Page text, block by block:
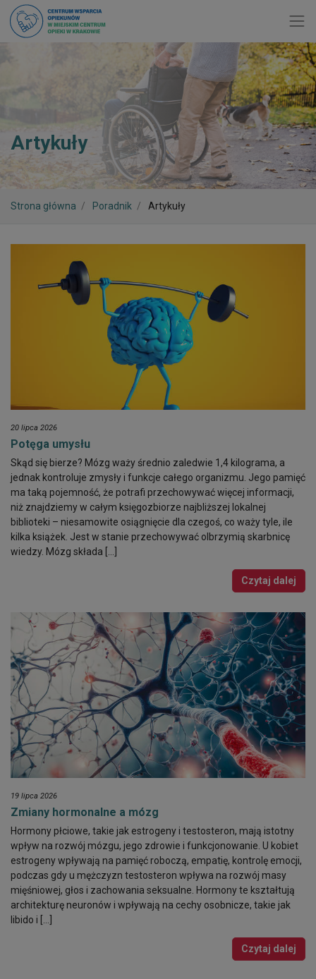
Artykuły
Strona główna Poradnik Artykuły
20 lipca 2026
Potęga umysłu
Skąd się bierze? Mózg waży średnio zaledwie 1,4 kilograma, a
jednak kontroluje zmysły i funkcje całego organizmu. Jego pamięć
ma taką pojemność, że potrafi przechowywać więcej informacji,
niż znajdziemy w całym księgozbiorze najbliższej lokalnej
biblioteki – niesamowite osiągnięcie dla czegoś, co waży tyle, ile
kilka książek. Jest w stanie przechowywać olbrzymią skarbnicę
wiedzy. Mózg składa […]
Czytaj dalej
19 lipca 2026
Zmiany hormonalne a mózg
Hormony płciowe, takie jak estrogeny i testosteron, mają istotny
wpływ na rozwój mózgu, jego zdrowie i funkcjonowanie. U kobiet
estrogeny wpływają na pamięć roboczą, empatię, kontrolę emocji,
podczas gdy u mężczyzn testosteron wpływa na rozwój masy
mięśniowej, głos i zachowania seksualne. Hormony te kształtują
architekturę neuronów i wpływają na cechy osobnicze, takie jak
libido i […]
Czytaj dalej